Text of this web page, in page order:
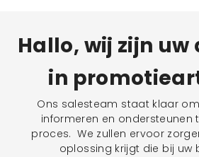
Hallo, wij zijn
in
Ons salesteam staat klaar
informeren en ondersteunen
proces. We zullen ervoor
oplossing krijgt die bij uw